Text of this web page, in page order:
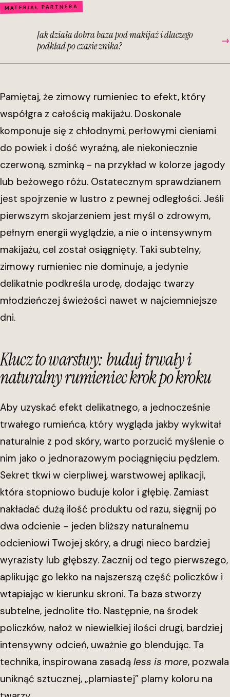
MATERIAŁ PARTNERA
Jak działa dobra baza pod makijaż i dlaczego
podkład po czasie znika?
→
Pamiętaj, że zimowy rumieniec to efekt, który
współgra z całością makijażu. Doskonale
komponuje się z chłodnymi, perłowymi cieniami
do powiek i dość wyraźną, ale niekoniecznie
czerwoną, szminką - na przykład w kolorze jagody
lub beżowego różu. Ostatecznym sprawdzianem
jest spojrzenie w lustro z pewnej odległości. Jeśli
pierwszym skojarzeniem jest myśl o zdrowym,
pełnym energii wyglądzie, a nie o intensywnym
makijażu, cel został osiągnięty. Taki subtelny,
zimowy rumieniec nie dominuje, a jedynie
delikatnie podkreśla urodę, dodając twarzy
młodzieńczej świeżości nawet w najciemniejsze
dni.
Klucz to warstwy: buduj trwały i
naturalny rumieniec krok po kroku
Aby uzyskać efekt delikatnego, a jednocześnie
trwałego rumieńca, który wygląda jakby wykwitał
naturalnie z pod skóry, warto porzucić myślenie o
nim jako o jednorazowym pociągnięciu pędzlem.
Sekret tkwi w cierpliwej, warstwowej aplikacji,
która stopniowo buduje kolor i głębię. Zamiast
nakładać dużą ilość produktu od razu, sięgnij po
dwa odcienie - jeden bliższy naturalnemu
odcieniowi Twojej skóry, a drugi nieco bardziej
wyrazisty lub głębszy. Zacznij od tego pierwszego,
aplikując go lekko na najszerszą część policzków i
wtapiając w kierunku skroni. Ta baza stworzy
subtelne, jednolite tło. Następnie, na środek
policzków, nałoż w niewielkiej ilości drugi, bardziej
intensywny odcień, uważnie go blendując. Ta
technika, inspirowana zasadą less is more, pozwala
uniknąć sztucznej, „plamiastej” plamy koloru na